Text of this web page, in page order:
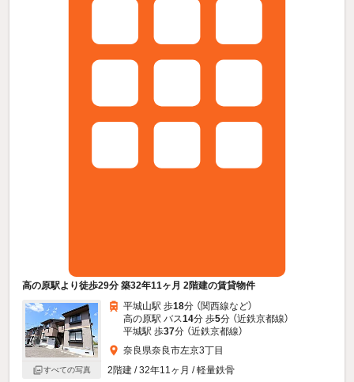
高の原駅より徒歩29分 築32年11ヶ月 2階建の賃貸物件
すべての写真
平城山駅 歩18分 （関西線など）
高の原駅 バス14分 歩5分 （近鉄京都線）
平城駅 歩37分 （近鉄京都線）
奈良県奈良市左京3丁目
2階建 / 32年11ヶ月 / 軽量鉄骨